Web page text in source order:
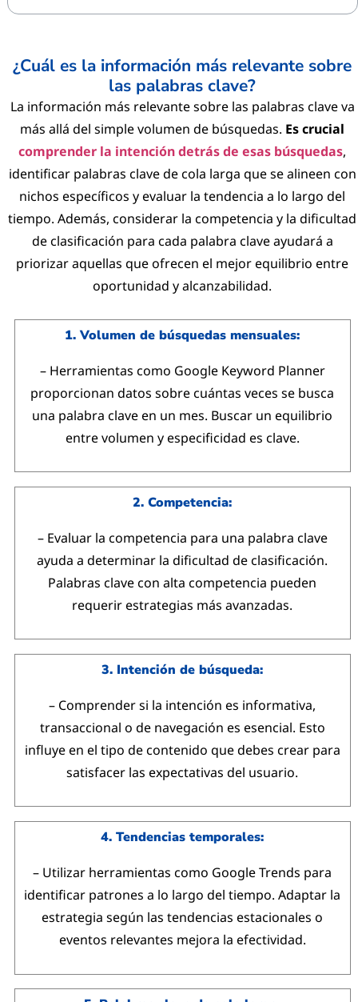
¿Cuál es la información más relevante sobre
las palabras clave?
La información más relevante sobre las palabras clave va
más allá del simple volumen de búsquedas. Es crucial
comprender la intención detrás de esas búsquedas,
identificar palabras clave de cola larga que se alineen con
nichos específicos y evaluar la tendencia a lo largo del
tiempo. Además, considerar la competencia y la dificultad
de clasificación para cada palabra clave ayudará a
priorizar aquellas que ofrecen el mejor equilibrio entre
oportunidad y alcanzabilidad.
1. Volumen de búsquedas mensuales:
– Herramientas como Google Keyword Planner
proporcionan datos sobre cuántas veces se busca
una palabra clave en un mes. Buscar un equilibrio
entre volumen y especificidad es clave.
2. Competencia:
– Evaluar la competencia para una palabra clave
ayuda a determinar la dificultad de clasificación.
Palabras clave con alta competencia pueden
requerir estrategias más avanzadas.
3. Intención de búsqueda:
– Comprender si la intención es informativa,
transaccional o de navegación es esencial. Esto
influye en el tipo de contenido que debes crear para
satisfacer las expectativas del usuario.
4. Tendencias temporales:
– Utilizar herramientas como Google Trends para
identificar patrones a lo largo del tiempo. Adaptar la
estrategia según las tendencias estacionales o
eventos relevantes mejora la efectividad.